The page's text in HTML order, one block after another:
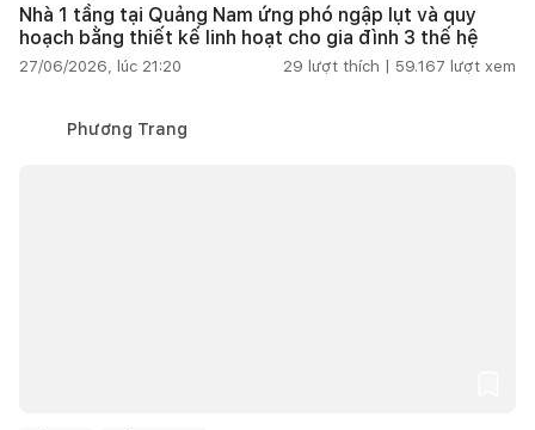
Nhà 1 tầng tại Quảng Nam ứng phó ngập lụt và quy
hoạch bằng thiết kế linh hoạt cho gia đình 3 thế hệ
27/06/2026, lúc 21:20 29 lượt thích | 59.167 lượt xem
Phương Trang